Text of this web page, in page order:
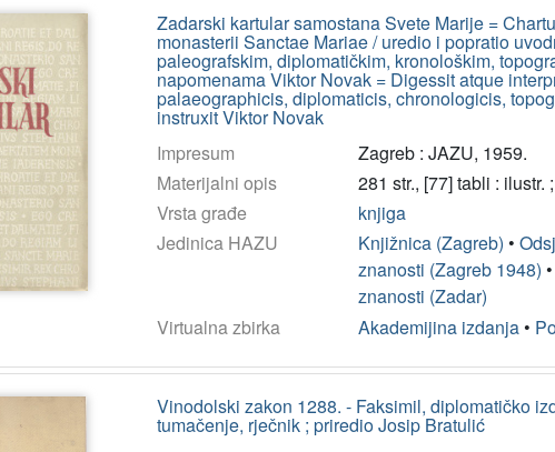
Zadarski kartular samostana Svete Marije =
monasterii Sanctae Mariae / uredio i popratio
paleografskim, diplomatičkim, kronološkim,
napomenama Viktor Novak = Digessit atque
palaeographicis, diplomaticis, chronologicis,
instruxit Viktor Novak
Impresum
Zagreb : JAZU, 1959.
Materijalni opis
281 str., [77] tabli : ilustr.
Vrsta građe
knjiga
Jedinica HAZU
Knjižnica (Zagreb) •
znanosti (Zagreb 1948) •
znanosti (Zadar)
Virtualna zbirka
Akademijina izdanja•
Vinodolski zakon 1288. - Faksimil, diplomatičko
tumačenje, rječnik ; priredio Josip Bratulić